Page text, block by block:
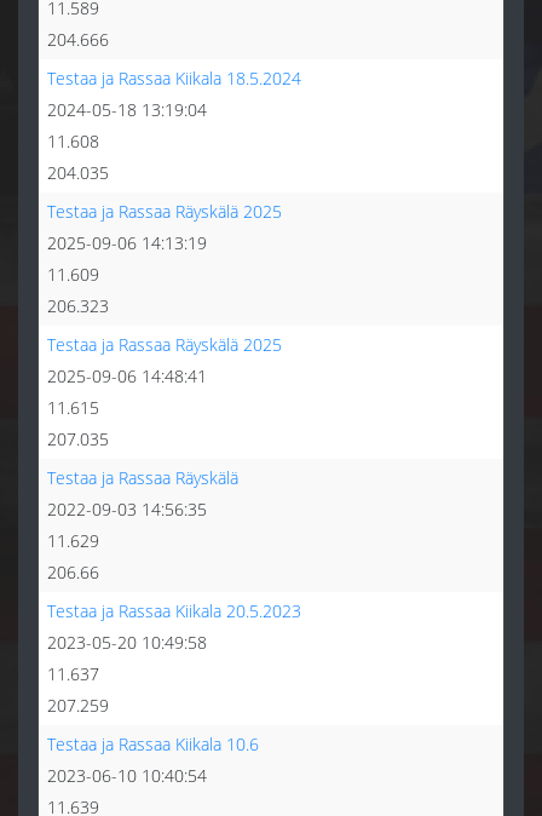
11.589
204.666
Testaa ja Rassaa Kiikala 18.5.2024
2024-05-18 13:19:04
11.608
204.035
Testaa ja Rassaa Räyskälä 2025
2025-09-06 14:13:19
11.609
206.323
Testaa ja Rassaa Räyskälä 2025
2025-09-06 14:48:41
11.615
207.035
Testaa ja Rassaa Räyskälä
2022-09-03 14:56:35
11.629
206.66
Testaa ja Rassaa Kiikala 20.5.2023
2023-05-20 10:49:58
11.637
207.259
Testaa ja Rassaa Kiikala 10.6
2023-06-10 10:40:54
11.639